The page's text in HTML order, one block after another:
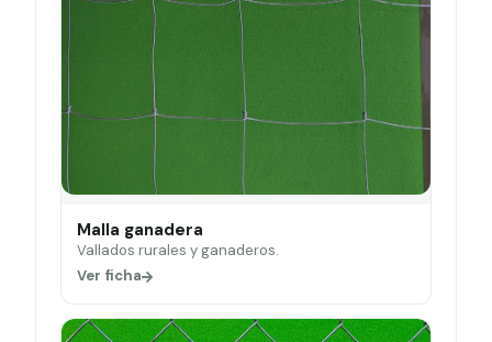
Malla ganadera
Vallados rurales y ganaderos.
Ver ficha